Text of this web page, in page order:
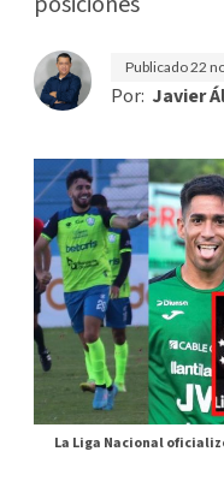
Publicado22
Por: Javier
La Liga Nacional